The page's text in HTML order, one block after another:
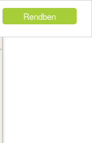
Rendben